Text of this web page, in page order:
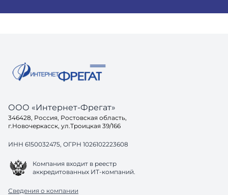
ООО «Интернет-Фрегат»
346428, Россия, Ростовская область,
г.Новочеркасск, ул.Троицкая 39/166
ИНН 6150032475, ОГРН 1026102223608
Компания входит в реестр
аккредитованных ИТ-компаний.
Сведения о компании